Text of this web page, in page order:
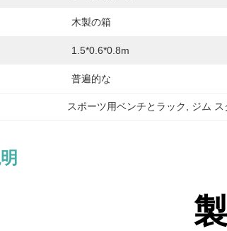
木製の箱
1.5*0.6*0.8m
普遍的な
スポーツ用ベンチとラック ジム ス